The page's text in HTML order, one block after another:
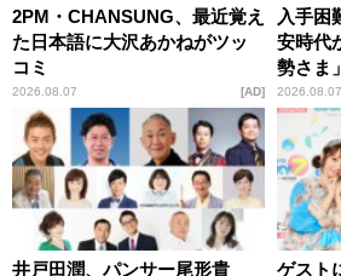
2PM・CHANSUNG、最近覚え
た日本語に大沢あかねがツッ
コミ
2026.08.07 AD
入手
安時代
勢さま
パンプ
2026.08.07
井戸田潤、パンサー尾形貴
ゲスト